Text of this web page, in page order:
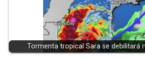
Tormenta tropical Sara se debilitará